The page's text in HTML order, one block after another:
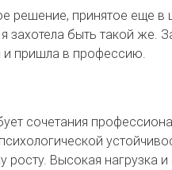
решение, принятое еще
захотела быть такой же.
и пришла в профессию.
сочетания
Высокая нагрузка и